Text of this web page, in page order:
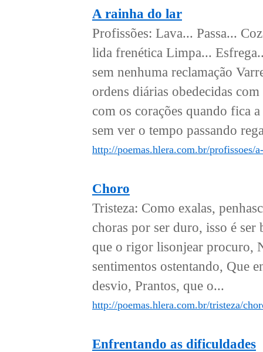
A rainha do lar
Profissões: Lava... Passa...
lida frenética Limpa...
sem nenhuma reclamação
ordens diárias obedecidas
com os corações quando fica
sem ver o tempo passando
http://poemas.hlera.com.br/profissoes/
Choro
Tristeza: Como exalas,
choras por ser duro, isso é
que o rigor lisonjear procuro,
sentimentos ostentando, Que
desvio, Prantos, que o...
http://poemas.hlera.com.br/tristeza/
Enfrentando as dificuldades